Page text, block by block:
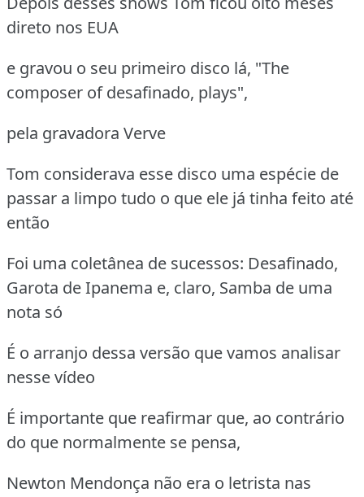
direto nos EUA
e gravou o seu primeiro disco lá, "The
composer of desafinado, plays",
pela gravadora Verve
Tom considerava esse disco uma espécie de
passar a limpo tudo o que ele já tinha feito até
então
Foi uma coletânea de sucessos: Desafinado,
Garota de Ipanema e, claro, Samba de uma
nota só
É o arranjo dessa versão que vamos analisar
nesse vídeo
É importante que reafirmar que, ao contrário
do que normalmente se pensa,
Newton Mendonça não era o letrista nas